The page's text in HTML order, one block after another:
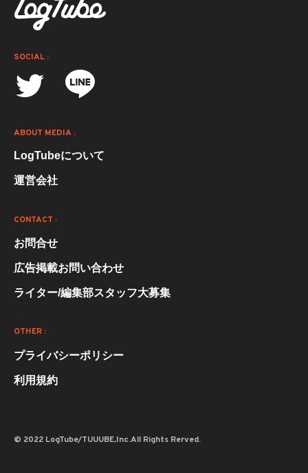
SOCIAL :
ABOUT MEDIA :
LogTubeについて
運営会社
CONTACT :
お問合せ
広告掲載お問い合わせ
ライター/編集部スタッフ大募集
OTHER :
プライバシーポリシー
利用規約
© 2022 LogTube/TUUUBE,Inc.All Rights Rerved.